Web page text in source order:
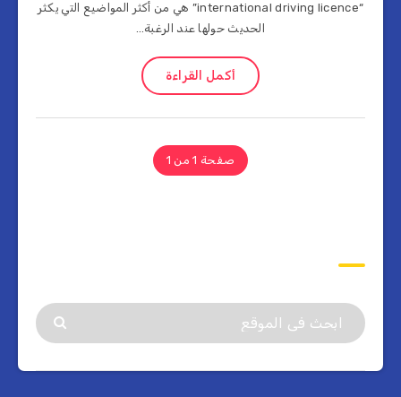
“international driving licence” هي من أكثر المواضيع التي يكثر
الحديث حولها عند الرغبة…
أكمل القراءة
صفحة 1 من 1